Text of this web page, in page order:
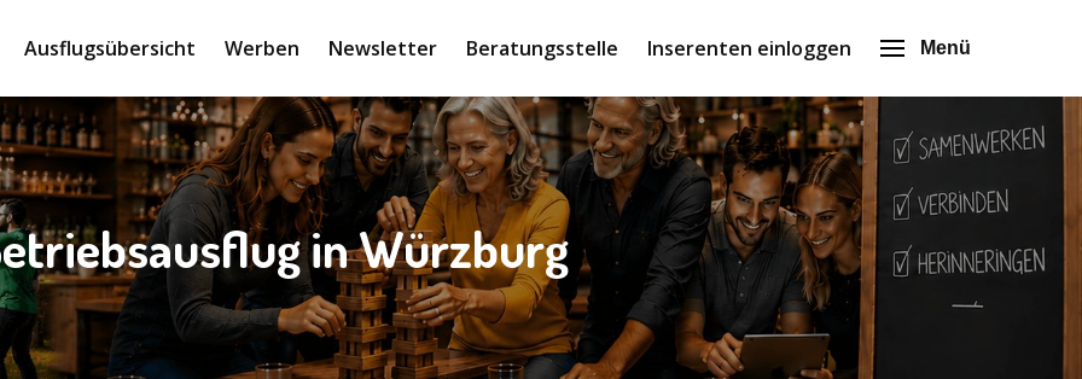
Ausflugsübersicht Werben Newsletter Beratungsstelle Inserenten einloggen Menü
in Würzburg